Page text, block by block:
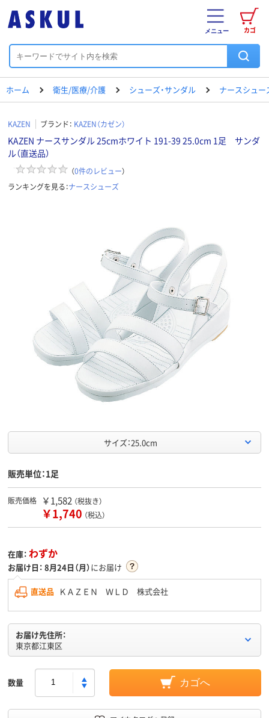
カゴ
メニュー
ホーム 衛生/医療/介護 シューズ・サンダル ナースシュー
KAZEN ブランド： KAZEN（カゼン）
KAZEN ナースサンダル 25cmホワイト 191-39 25.0cm 1足 サンダ
ル（直送品）
（0件のレビュー）
ランキングを見る：ナースシューズ
サイズ：25.0cm
販売単位：1足
販売価格 ￥1,582 （税抜き）
￥1,740 （税込）
在庫： わずか
お届け日： 8月24日（月）にお届け
直送品 ＫＡＺＥＮ ＷＬＤ 株式会社
お届け先住所：
東京都江東区
数量 カゴへ